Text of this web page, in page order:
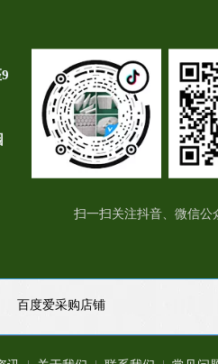
扫一扫关注抖音、微
百度爱采购店铺